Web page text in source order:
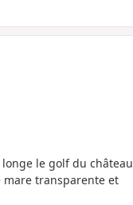
le golf du château
mare transparente et